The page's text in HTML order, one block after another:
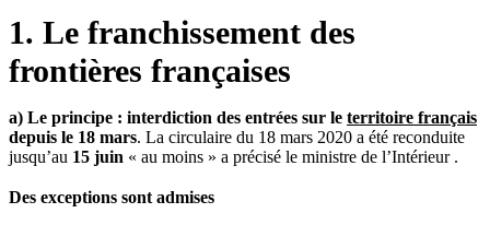
1. Le franchissement des
frontières françaises
a) Le principe : interdiction des entrées sur le territoire français
depuis le 18 mars. La circulaire du 18 mars 2020 a été reconduite
jusqu’au 15 juin « au moins » a précisé le ministre de l’Intérieur .
Des exceptions sont admises